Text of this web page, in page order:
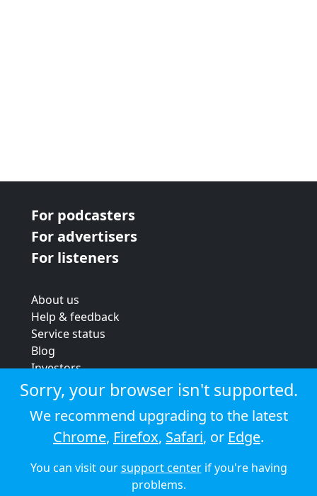
For podcasters
For advertisers
For listeners
About us
Help & feedback
Service status
Blog
Investors
Strategic review
Terms & conditions
Privacy policy
Cookie policy
© 2026 Audioboom
Sorry, your browser isn't supported.
We recommend upgrading to the latest
Chrome, Firefox, Safari, or Edge.
You can visit oursupport centerif you're having
problems.